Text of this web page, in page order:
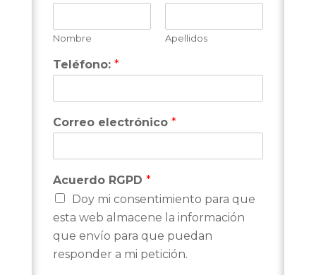
Nombre Apellidos
Teléfono: *
Correo electrónico *
Acuerdo RGPD *
Doy mi consentimiento para que
esta web almacene la información
que envío para que puedan
responder a mi petición.